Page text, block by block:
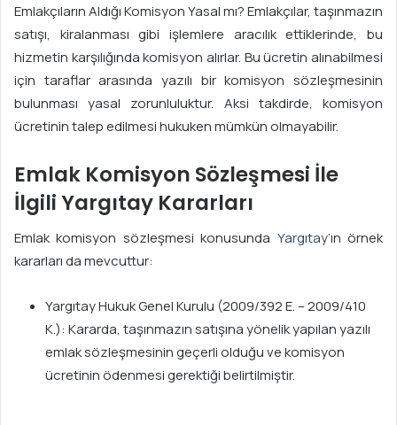
Emlakçıların Aldığı Komisyon Yasal mı? Emlakçılar, taşınmazın
satışı, kiralanması gibi işlemlere aracılık ettiklerinde, bu
hizmetin karşılığında komisyon alırlar. Bu ücretin alınabilmesi
için taraflar arasında yazılı bir komisyon sözleşmesinin
bulunması yasal zorunluluktur. Aksi takdirde, komisyon
ücretinin talep edilmesi hukuken mümkün olmayabilir.
Emlak Komisyon Sözleşmesi İle
İlgili Yargıtay Kararları
Emlak komisyon sözleşmesi konusunda Yargıtay‘ın örnek
kararları da mevcuttur:
Yargıtay Hukuk Genel Kurulu (2009/392 E. – 2009/410
K.): Kararda, taşınmazın satışına yönelik yapılan yazılı
emlak sözleşmesinin geçerli olduğu ve komisyon
ücretinin ödenmesi gerektiği belirtilmiştir.